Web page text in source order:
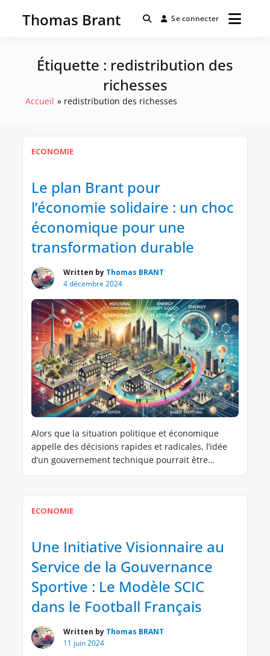
Thomas Brant Se connecter
Étiquette : redistribution des
richesses
Accueil redistribution des richesses
ECONOMIE
Le plan Brant pour
l’économie solidaire : un choc
économique pour une
transformation durable
Written by Thomas BRANT
4 décembre 2024
Alors que la situation politique et économique
appelle des décisions rapides et radicales, l’idée
d’un gouvernement technique pourrait être
après la Seconde Guerre mondiale. Ce “Plan Brant”
ECONOMIE
Une Initiative Visionnaire au
Service de la Gouvernance
Sportive : Le Modèle SCIC
dans le Football Français
Written by Thomas BRANT
11 juin 2024